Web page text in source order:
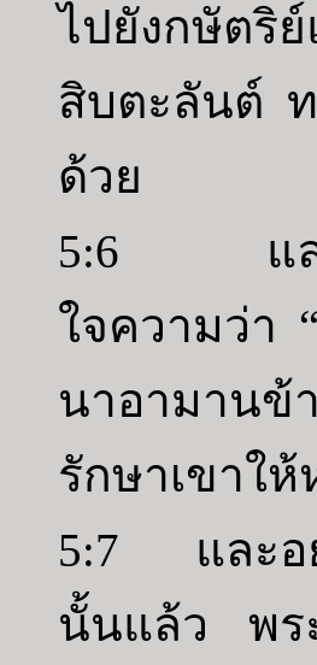
ไปยังกษัตริ
สิบตะลันต์
ด้วย
5:6 และท่
ใจความว่า
นาอามานข้
รักษาเขาให้
5:7 และอยู่
นั้นแล้ว พร